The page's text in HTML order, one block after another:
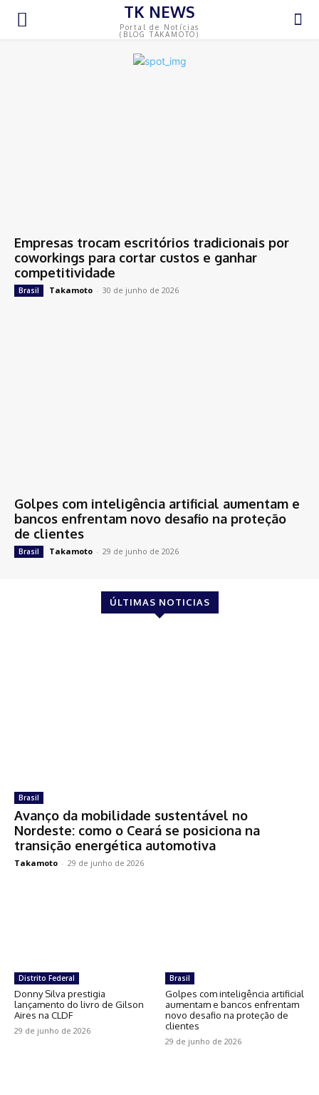
TK NEWS
Portal de Notícias
(BLOG TAKAMOTO)
Empresas trocam escritórios tradicionais por
coworkings para cortar custos e ganhar
competitividade
Brasil Takamoto - 30 de junho de 2026
Golpes com inteligência artificial aumentam e
bancos enfrentam novo desafio na proteção
de clientes
Brasil Takamoto - 29 de junho de 2026
ÚLTIMAS NOTICIAS
Brasil
Avanço da mobilidade sustentável no
Nordeste: como o Ceará se posiciona na
transição energética automotiva
Takamoto - 29 de junho de 2026
Distrito Federal
Donny Silva prestigia
lançamento do livro de Gilson
Aires na CLDF
29 de junho de 2026
Brasil
Golpes com inteligência artificial
aumentam e bancos enfrentam
novo desafio na proteção de
clientes
29 de junho de 2026